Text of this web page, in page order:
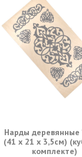
Нарды деревянные
(41 x 21 х 3,5см)
комплекте)